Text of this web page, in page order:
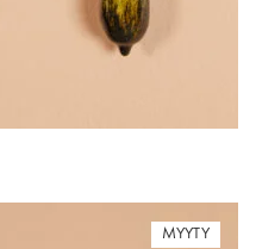
MYYTY